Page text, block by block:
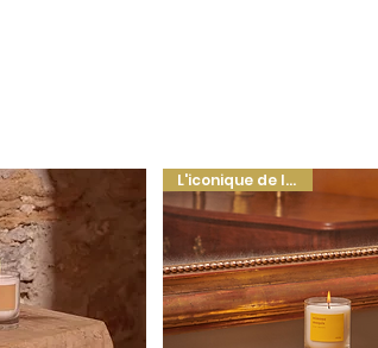
L'iconique de l'hiver !